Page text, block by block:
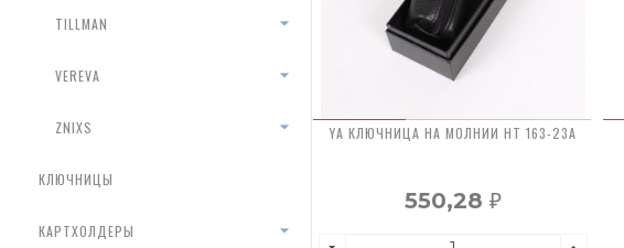
TILLMAN
VEREVA
ZNIXS
КЛЮЧНИЦЫ
КАРТХОЛДЕРЫ
YA КЛЮЧНИЦА НА МОЛНИИ HT 163-23A
550,28 ₽